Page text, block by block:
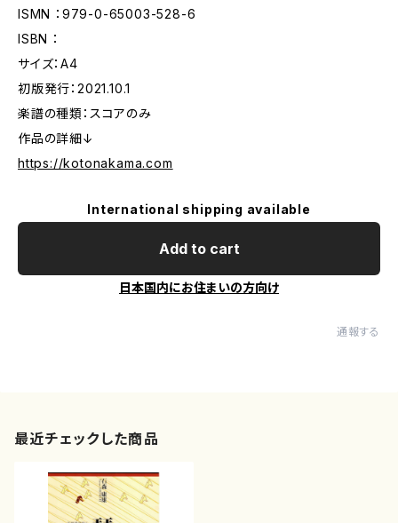
ISMN ：979-0-65003-528-6
ISBN ：
サイズ：A4
初版発行：2021.10.1
楽譜の種類：スコアのみ
作品の詳細↓
https://kotonakama.com
International shipping available
Add to cart
日本国内にお住まいの方向け
通報する
最近チェックした商品